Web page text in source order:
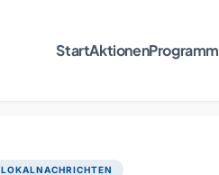
StartAktionenProgramm
LOKALNACHRICHTEN